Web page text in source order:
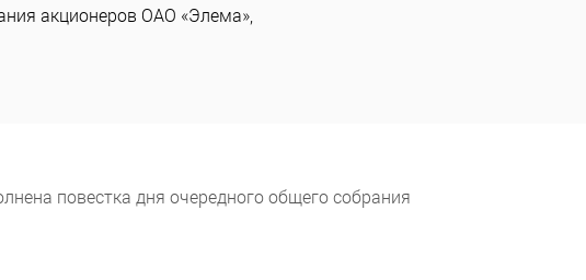
акционеров ОАО «Элема»,
повестка дня очередного общего собрания